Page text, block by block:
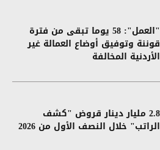
"العمل": 58 يوما تبقى من فترة
قوننة وتوفيق أوضاع العمالة غير
الأردنية المخالفة
2.8 مليار دينار قروض "كشف
الراتب" خلال النصف الأول من 2026